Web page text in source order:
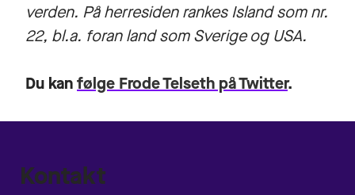
verden. På herresiden rankes Island som nr.
22, bl.a. foran land som Sverige og USA.
Du kanfølge Frode Telseth på Twitter.
Kontakt